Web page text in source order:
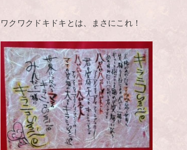
ワクワクドキドキとは、まさにこれ！